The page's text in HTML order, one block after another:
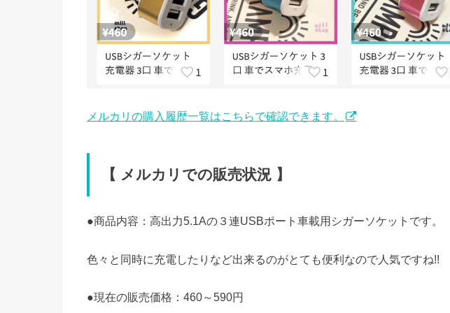
メルカリの購入履歴一覧はこちらで確認できます。
【 メルカリでの販売状況 】
●商品内容：高出力5.1Aの３連USBポート車載用シガーソケットです。
色々と同時に充電したりなど出来るのがとても便利なので人気ですね!!
●現在の販売価格：460～590円